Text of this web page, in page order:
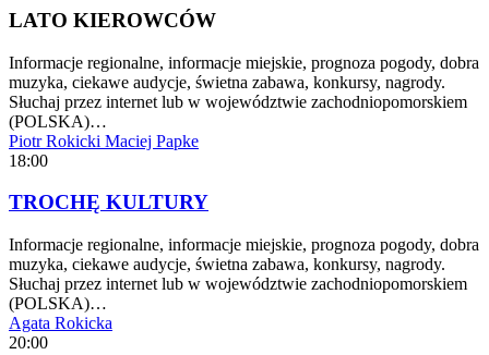
LATO KIEROWCÓW
Informacje regionalne, informacje miejskie, prognoza pogody, dobra
muzyka, ciekawe audycje, świetna zabawa, konkursy, nagrody.
Słuchaj przez internet lub w województwie zachodniopomorskiem
(POLSKA)…
Piotr Rokicki Maciej Papke
18:00
TROCHĘ KULTURY
Informacje regionalne, informacje miejskie, prognoza pogody, dobra
muzyka, ciekawe audycje, świetna zabawa, konkursy, nagrody.
Słuchaj przez internet lub w województwie zachodniopomorskiem
(POLSKA)…
Agata Rokicka
20:00